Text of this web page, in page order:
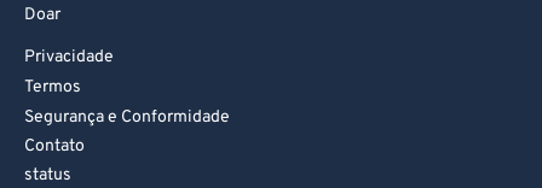
Doar
Privacidade
Termos
Segurança e Conformidade
Contato
status